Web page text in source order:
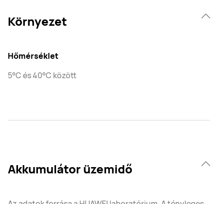
Környezet
Hőmérséklet
5°C és 40°C között
Akkumulátor üzemidő